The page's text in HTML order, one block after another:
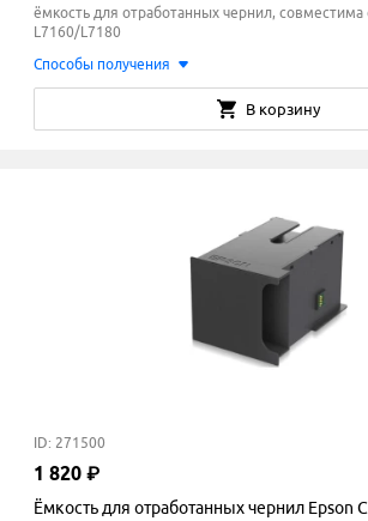
ёмкость для отработанных чернил, совместима
L7160/L7180
Способы получения
В корзину
ID: 271500
1 820 ₽
Ёмкость для отработанных чернил Epson